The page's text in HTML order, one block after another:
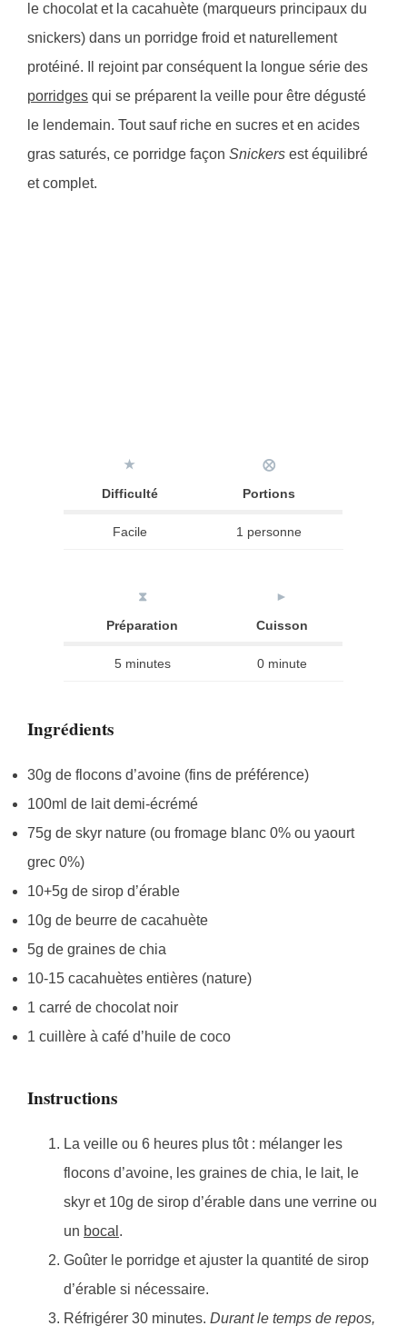
le chocolat et la cacahuète (marqueurs principaux du
snickers) dans un porridge froid et naturellement
protéiné. Il rejoint par conséquent la longue série des
porridges qui se préparent la veille pour être dégusté
le lendemain. Tout sauf riche en sucres et en acides
gras saturés, ce porridge façon Snickers est équilibré
et complet.
★
Difficulté
⨂
Portions
Facile 1 personne
⧗
Préparation
►
Cuisson
5 minutes 0 minute
Ingrédients
30g de flocons d’avoine (fins de préférence)
100ml de lait demi-écrémé
75g de skyr nature (ou fromage blanc 0% ou yaourt
grec 0%)
10+5g de sirop d’érable
10g de beurre de cacahuète
5g de graines de chia
10-15 cacahuètes entières (nature)
1 carré de chocolat noir
1 cuillère à café d’huile de coco
Instructions
La veille ou 6 heures plus tôt : mélanger les
flocons d’avoine, les graines de chia, le lait, le
skyr et 10g de sirop d’érable dans une verrine ou
un bocal .
Goûter le porridge et ajuster la quantité de sirop
d’érable si nécessaire.
Réfrigérer 30 minutes. Durant le temps de repos,